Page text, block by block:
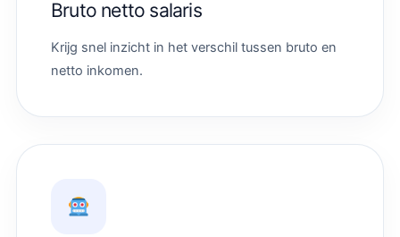
Bruto netto salaris
Krijg snel inzicht in het verschil tussen bruto en
netto inkomen.